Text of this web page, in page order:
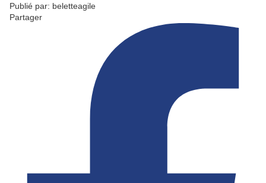
Publié par: beletteagile
Partager